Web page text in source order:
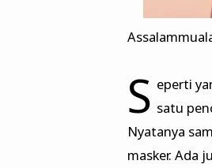
S eperti
satu
Nyatanya
masker. Ada